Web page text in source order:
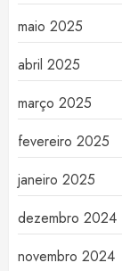
maio 2025
abril 2025
março 2025
fevereiro 2025
janeiro 2025
dezembro 2024
novembro 2024